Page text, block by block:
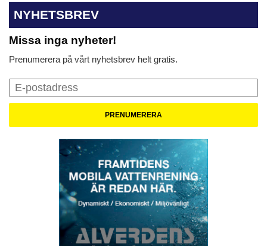
NYHETSBREV
Missa inga nyheter!
Prenumerera på vårt nyhetsbrev helt gratis.